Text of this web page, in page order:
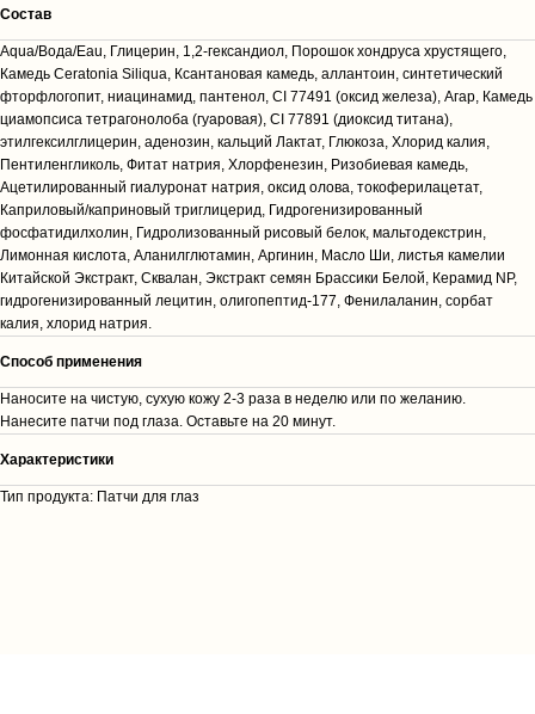
Cостав
Aqua/Вода/Eau, Глицерин, 1,2-гександиол, Порошок хондруса хрустящего,
Камедь Ceratonia Siliqua, Ксантановая камедь, аллантоин, синтетический
фторфлогопит, ниацинамид, пантенол, CI 77491 (оксид железа), Агар, Камедь
циамопсиса тетрагонолоба (гуаровая), CI 77891 (диоксид титана),
этилгексилглицерин, аденозин, кальций Лактат, Глюкоза, Хлорид калия,
Пентиленгликоль, Фитат натрия, Хлорфенезин, Ризобиевая камедь,
Ацетилированный гиалуронат натрия, оксид олова, токоферилацетат,
Каприловый/каприновый триглицерид, Гидрогенизированный
фосфатидилхолин, Гидролизованный рисовый белок, мальтодекстрин,
Лимонная кислота, Аланилглютамин, Аргинин, Масло Ши, листья камелии
Китайской Экстракт, Сквалан, Экстракт семян Брассики Белой, Керамид NP,
гидрогенизированный лецитин, олигопептид-177, Фенилаланин, сорбат
калия, хлорид натрия.
Способ применения
Наносите на чистую, сухую кожу 2-3 раза в неделю или по желанию.
Нанесите патчи под глаза. Оставьте на 20 минут.
Характеристики
Тип продукта: Патчи для глаз